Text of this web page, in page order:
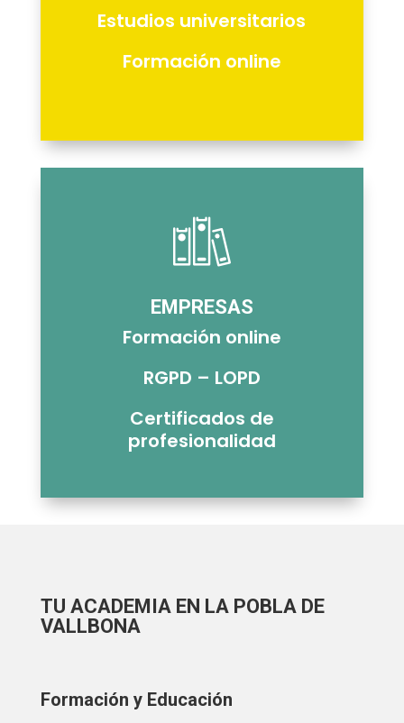
Estudios universitarios
Formación online
EMPRESAS
Formación online
RGPD – LOPD
Certificados de
profesionalidad
TU ACADEMIA EN LA POBLA DE
VALLBONA
Formación y Educación